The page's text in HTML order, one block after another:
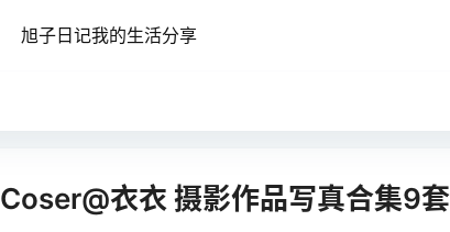
旭子日记我的生活分享
Coser@衣衣 摄影作品写真合集9套